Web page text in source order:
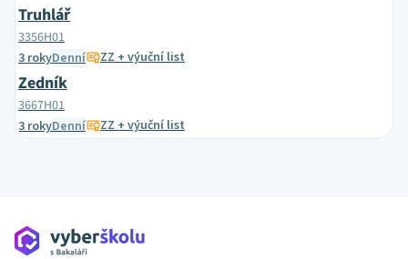
Truhlář
3356H01
3 rokyDenní ZZ + výuční list
Zedník
3667H01
3 rokyDenní ZZ + výuční list